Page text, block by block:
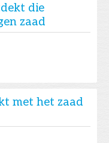
die
zaad
met het zaad